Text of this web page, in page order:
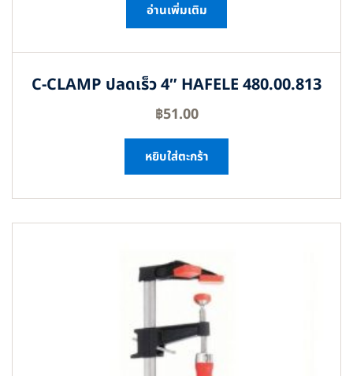
อ่านเพิ่มเติม
C-CLAMP ปลดเร็ว 4″ HAFELE 480.00.813
฿51.00
หยิบใส่ตะกร้า